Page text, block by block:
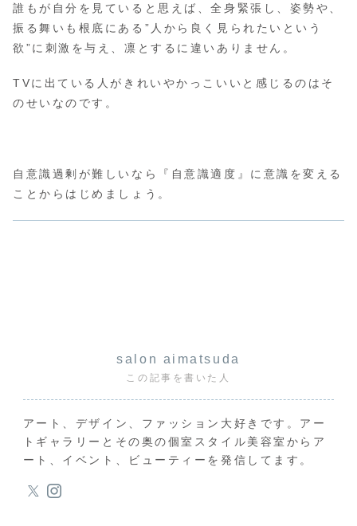
誰もが自分を見ていると思えば、全身緊張し、姿勢や、
振る舞いも根底にある”人から良く見られたいという
欲”に刺激を与え、凛とするに違いありません。
TVに出ている人がきれいやかっこいいと感じるのはそ
のせいなのです。
自意識過剰が難しいなら『自意識適度』に意識を変える
ことからはじめましょう。
salon aimatsuda
この記事を書いた人
アート、デザイン、ファッション大好きです。アー
トギャラリーとその奥の個室スタイル美容室からア
ート、イベント、ビューティーを発信してます。